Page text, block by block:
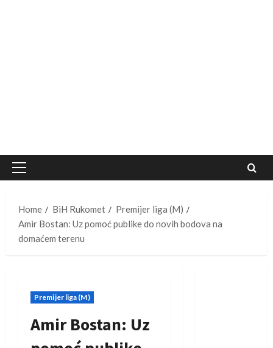
Primary
Home
BiH Rukomet
Premijer liga (M)
Amir Bostan: Uz pomoć publike do novih bodova na
domaćem terenu
Premijer liga (M)
Amir Bostan: Uz